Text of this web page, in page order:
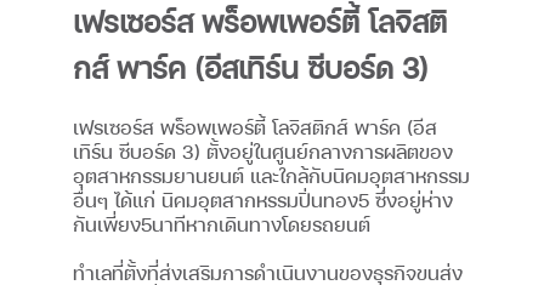
เฟรเซอร์ส พร็อพเพอร์ตี้ โลจิสติ
กส์ พาร์ค (อีสเทิร์น ซีบอร์ด 3)
เฟรเซอร์ส พร็อพเพอร์ตี้ โลจิสติกส์ พาร์ค (อีส
เทิร์น ซีบอร์ด 3) ตั้งอยู่ในศูนย์กลางการผลิตของ
อุตสาหกรรมยานยนต์ และใกล้กับนิคมอุตสาหกรรม
อื่นๆ ได้แก่ นิคมอุตสากหรรมปิ่นทอง5 ซึ่งอยู่ห่าง
กันเพี่ยง5นาทีหากเดินทางโดยรถยนต์
ทำเลที่ตั้งที่ส่งเสริมการดำเนินงานของธุรกิจขนส่ง